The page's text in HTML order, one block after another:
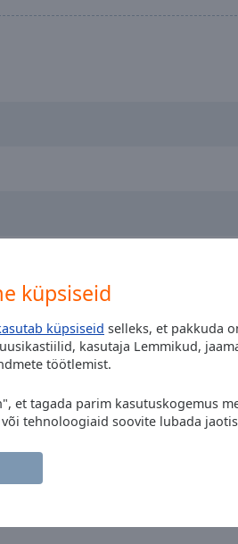
küpsiseid
küpsiseid selleks, et pakkuda
kasutaja Lemmikud,
töötlemist.
et tagada parim kasutuskogemus
tehnoloogiaid soovite lubada